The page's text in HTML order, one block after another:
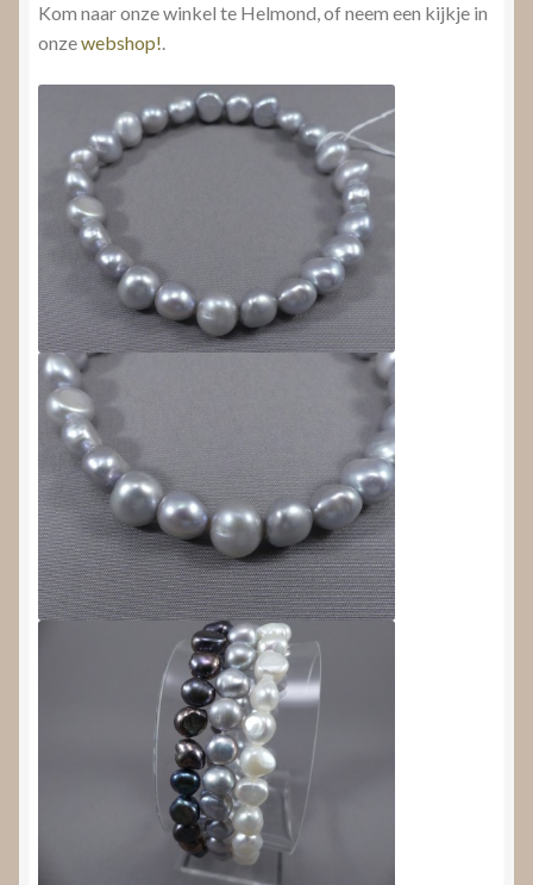
Kom naar onze winkel te Helmond, of neem een kijkje in
onzewebshop!.